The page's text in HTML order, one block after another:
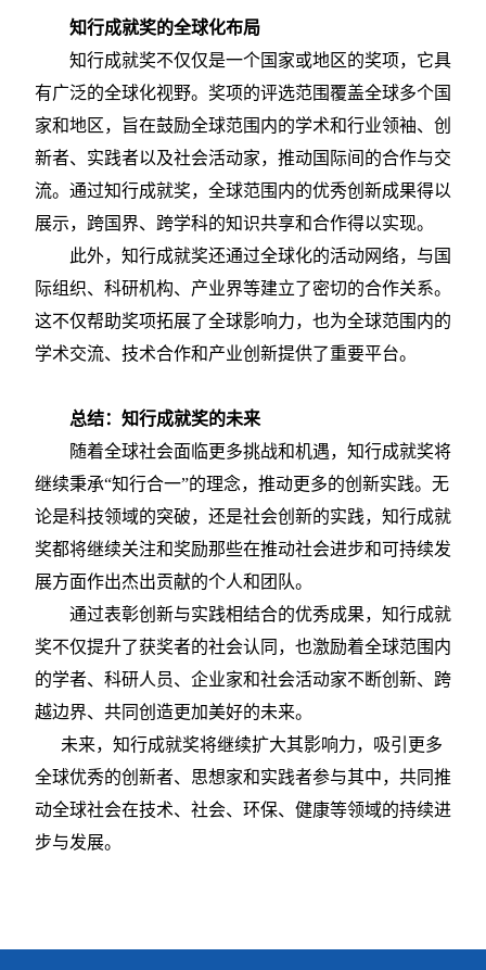
知行成就奖的全球化布局
知行成就奖不仅仅是一个国家或地区的奖项，它具
有广泛的全球化视野。奖项的评选范围覆盖全球多个国
家和地区，旨在鼓励全球范围内的学术和行业领袖、创
新者、实践者以及社会活动家，推动国际间的合作与交
流。通过知行成就奖，全球范围内的优秀创新成果得以
展示，跨国界、跨学科的知识共享和合作得以实现。
此外，知行成就奖还通过全球化的活动网络，与国
际组织、科研机构、产业界等建立了密切的合作关系。
这不仅帮助奖项拓展了全球影响力，也为全球范围内的
学术交流、技术合作和产业创新提供了重要平台。
总结：知行成就奖的未来
随着全球社会面临更多挑战和机遇，知行成就奖将
继续秉承“知行合一”的理念，推动更多的创新实践。无
论是科技领域的突破，还是社会创新的实践，知行成就
奖都将继续关注和奖励那些在推动社会进步和可持续发
展方面作出杰出贡献的个人和团队。
通过表彰创新与实践相结合的优秀成果，知行成就
奖不仅提升了获奖者的社会认同，也激励着全球范围内
的学者、科研人员、企业家和社会活动家不断创新、跨
越边界、共同创造更加美好的未来。
未来，知行成就奖将继续扩大其影响力，吸引更多
全球优秀的创新者、思想家和实践者参与其中，共同推
动全球社会在技术、社会、环保、健康等领域的持续进
步与发展。